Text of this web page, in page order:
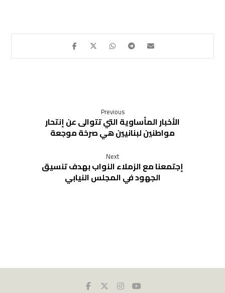
Previous
الأخبار المأساوية التي تتوالى عن إنتحار
مواطنين لبنانيين هي صرخة موجعة
Next
إجتمعنا مع الزملاء النواب بهدف تنسيق
الجهود في المجلس النيابي